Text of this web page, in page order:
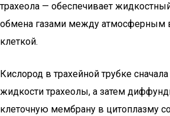
трахеола — обеспечивает
обмена газами между атмосферным
клеткой.
Кислород в трахейной трубке сначала
жидкости трахеолы, а затем
клеточную мембрану в цитоплазму